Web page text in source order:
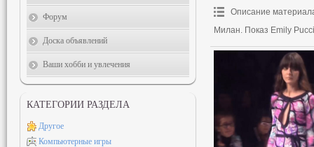
Описание
Милан. Показ Emily
Форум
Доска объявлений
Ваши хобби и увлечения
КАТЕГОРИИ РАЗДЕЛА
Другое
Компьютерные игры